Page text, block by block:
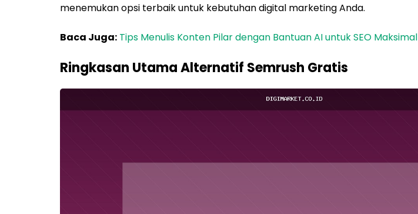
menemukan opsi terbaik untuk kebutuhan digital marketing Anda.
Baca Juga: Tips Menulis Konten Pilar dengan Bantuan AI untuk SEO Maksimal
Ringkasan Utama Alternatif Semrush Gratis